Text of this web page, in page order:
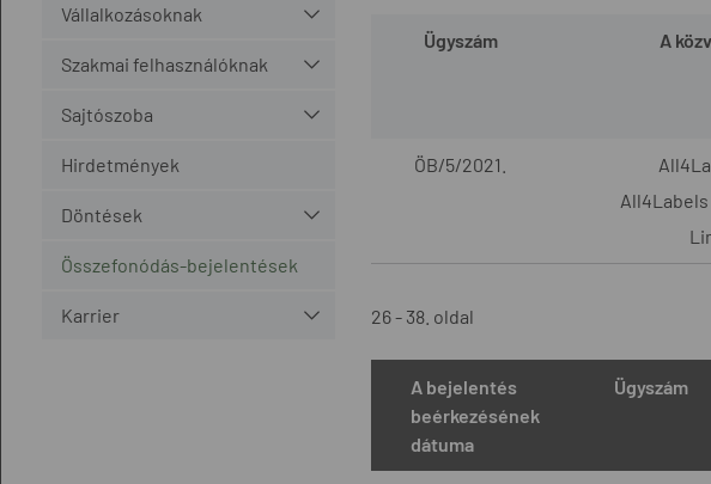
Vállalkozásoknak
Szakmai felhasználóknak
Sajtószoba
Hirdetmények
Döntések
Összefonódás-bejelentések
Karrier
Ügyszám A
ÖB/5/2021.
26 - 38. oldal
A bejelentés
beérkezésének
dátuma
Ügyszám